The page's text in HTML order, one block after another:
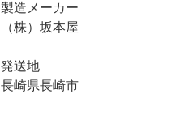
製造メーカー
（株）坂本屋
発送地
長崎県長崎市